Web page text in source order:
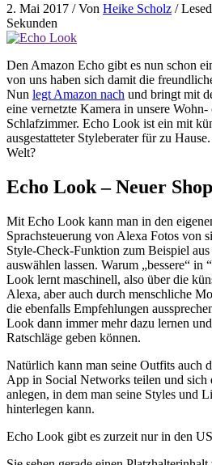
2. Mai 2017 / Von Heike Scholz /
Sekunden
Den Amazon Echo gibt es nun schon
von uns haben sich damit die
Nun legt Amazon nach und bringt mit
eine vernetzte Kamera in unsere
Schlafzimmer. Echo Look ist ein mit
ausgestatteter Styleberater für zu
Welt?
Echo Look – Neuer
Mit Echo Look kann man in den
Sprachsteuerung von Alexa Fotos von
Style-Check-Funktion zum Beispiel aus
auswählen lassen. Warum „bessere“ in
Look lernt maschinell, also über die
Alexa, aber auch durch menschliche
die ebenfalls Empfehlungen
Look dann immer mehr dazu lernen
Ratschläge geben können.
Natürlich kann man seine Outfits auch
App in Social Networks teilen und
anlegen, in dem man seine Styles und
hinterlegen kann.
Echo Look gibt es zurzeit nur in den